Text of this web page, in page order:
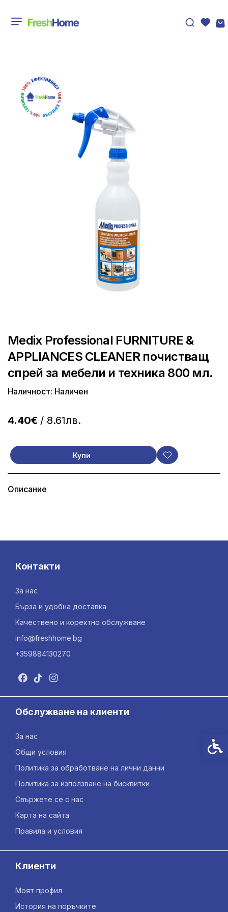
Medix Professional FURNITURE &
APPLIANCES CLEANER почистващ
спрей за мебели и техника 800 мл.
Наличност: Наличен
4.40€ / 8.61лв.
Купи
Описание
Контакти
За нас
Бърза и удобна доставка
Качествено и коректно обслужване
info@freshhome.bg
+359884130270
Обслужване на клиенти
За нас
Общи условия
Политика за обработване на лични данни
Политика за използване на бисквитки
Свържете се с нас
Карта на сайта
Правила и условия
Клиенти
Моят профил
История на поръчките